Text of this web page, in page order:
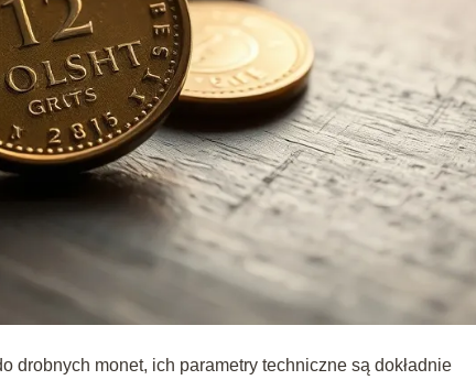
drobnych monet, ich parametry techniczne są dokładnie